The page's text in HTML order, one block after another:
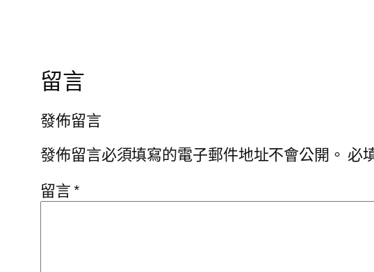
留言
發佈留言
發佈留言必須填寫的電子郵件地址不會公開。 必
留言*